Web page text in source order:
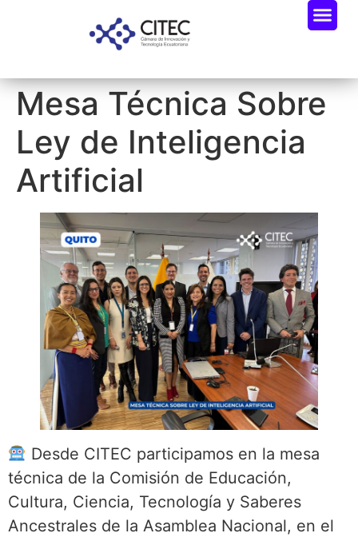
Mesa Técnica Sobre
Ley de Inteligencia
Artificial
Desde CITEC participamos en la mesa
técnica de la Comisión de Educación,
Cultura, Ciencia, Tecnología y Saberes
Ancestrales de la Asamblea Nacional, en el